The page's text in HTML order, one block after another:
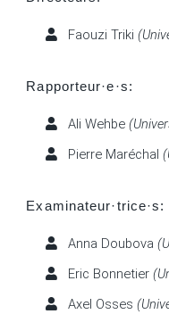
Faouzi Triki
Rapporteur·e·s:
Ali Wehbe
Pierre Maréchal
Examinateur·trice·s:
Anna Doubova
Eric Bonnetier
Axel Osses